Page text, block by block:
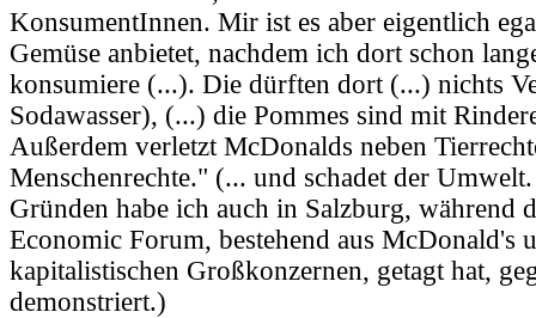
KonsumentInnen. Mir ist es aber eigentlich
Gemüse anbietet, nachdem ich dort schon
konsumiere (...). Die dürften dort (...) nichts
Sodawasser), (...) die Pommes sind mit
Außerdem verletzt McDonalds neben
Menschenrechte." (... und schadet der
Gründen habe ich auch in Salzburg, während
Economic Forum, bestehend aus McDonald's
kapitalistischen Großkonzernen, getagt hat,
demonstriert.)